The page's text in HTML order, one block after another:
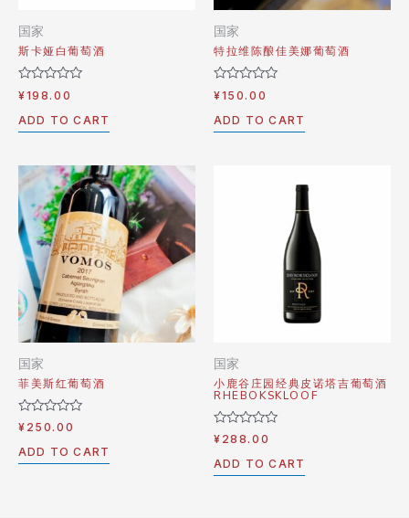
国家
斯卡娅白葡萄酒
Rated
0
out
of
¥198.00
ADD TO CART
国家
特拉维陈酿佳美娜葡萄酒
Rated
0
out
of
¥150.00
ADD TO CART
国家
菲美斯红葡萄酒
Rated
0
out
of
¥ 250.00
ADD TO CART
国家
小鹿谷庄园经典皮诺塔吉葡萄酒
RHEBOKSKLOOF
Rated
0
out
of
¥ 288.00
ADD TO CART